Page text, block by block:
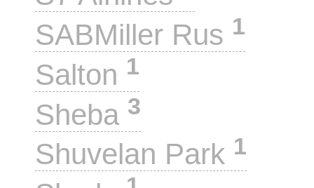
SABMiller Rus 1
Salton 1
Sheba 3
Shuvelan Park 1